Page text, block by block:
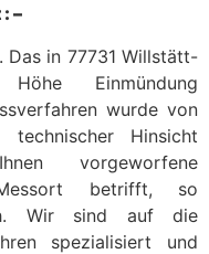
–
Das in 77731 Willstätt-
Einmündung
wurde von
Hinsicht
vorgeworfene
betrifft, so
Wir sind auf die
spezialisiert und